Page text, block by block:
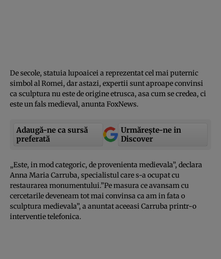
De secole, statuia lupoaicei a reprezentat cel mai puternic
simbol al Romei, dar astazi, expertii sunt aproape convinsi
ca sculptura nu este de origine etrusca, asa cum se credea, ci
este un fals medieval, anunta FoxNews.
Adaugă-ne ca sursă
preferată
Urmărește-ne in
Discover
„Este, in mod categoric, de provenienta medievala”, declara
Anna Maria Carruba, specialistul care s-a ocupat cu
restaurarea monumentului.”Pe masura ce avansam cu
cercetarile deveneam tot mai convinsa ca am in fata o
sculptura medievala”, a anuntat aceeasi Carruba printr-o
interventie telefonica.